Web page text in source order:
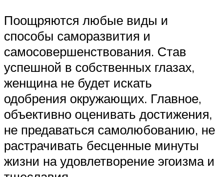
Поощряются любые виды и
способы саморазвития и
самосовершенствования. Став
успешной в собственных глазах,
женщина не будет искать
одобрения окружающих. Главное,
объективно оценивать достижения,
не предаваться самолюбованию, не
растрачивать бесценные минуты
жизни на удовлетворение эгоизма и